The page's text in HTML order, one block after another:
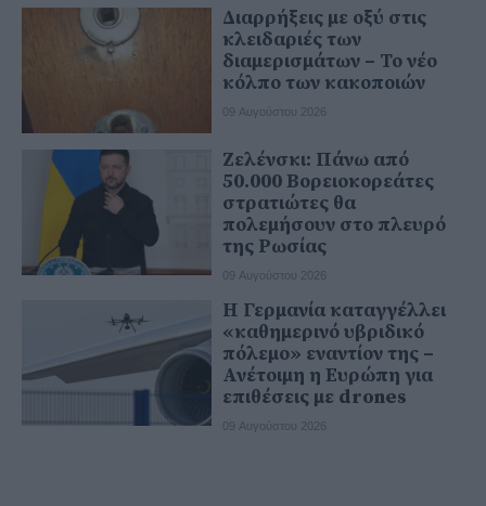
Διαρρήξεις με οξύ στις
κλειδαριές των
διαμερισμάτων – Το νέο
κόλπο των κακοποιών
09 Αυγούστου 2026
Ζελένσκι: Πάνω από
50.000 Βορειοκορεάτες
στρατιώτες θα
πολεμήσουν στο πλευρό
της Ρωσίας
09 Αυγούστου 2026
Η Γερμανία καταγγέλλει
«καθημερινό υβριδικό
πόλεμο» εναντίον της –
Ανέτοιμη η Ευρώπη για
επιθέσεις με drones
09 Αυγούστου 2026